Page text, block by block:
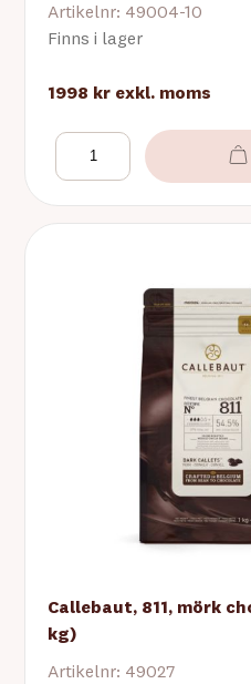
Artikelnr: 49004-10
Finns i lager
1998 kr exkl. moms
Callebaut, 811, mörk
kg)
Artikelnr: 49027